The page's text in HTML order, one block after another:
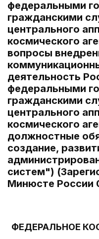
федеральными
гражданскими
центрального
космического
вопросы
деятельность
федеральными
гражданскими
центрального
космического
должностные
создание,
систем")
Минюсте России
ФЕДЕРАЛЬНОЕ